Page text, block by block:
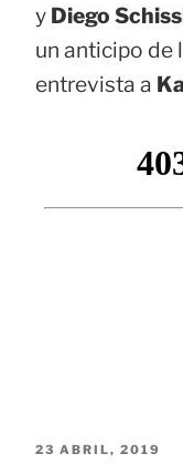
y Diego
un anticipo de
entrevista a
PUBLICADO
23 ABRIL, 2019